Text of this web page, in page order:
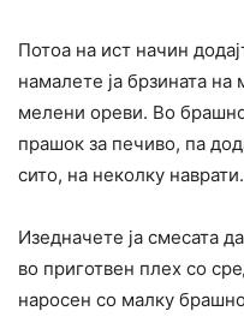
Потоа на ист начин
намалете ја брзината
мелени ореви. Во
прашок за печиво, па
сито, на неколку наврати.
Изедначете ја смесата
во приготвен плех со
наросен со малку